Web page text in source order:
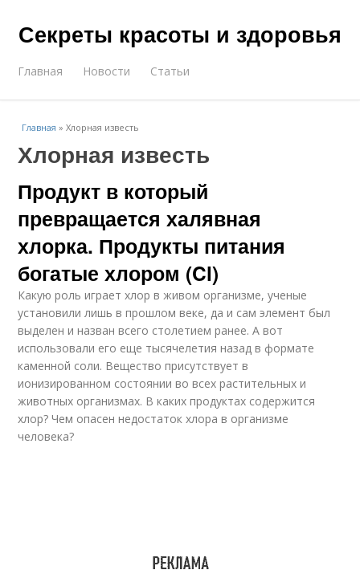
Секреты красоты и здоровья
Главная Новости Статьи
Главная »Хлорная известь
Хлорная известь
Продукт в который
превращается халявная
хлорка. Продукты питания
богатые хлором (Cl)
Какую роль играет хлор в живом организме, ученые
установили лишь в прошлом веке, да и сам элемент был
выделен и назван всего столетием ранее. А вот
использовали его еще тысячелетия назад в формате
каменной соли. Вещество присутствует в
ионизированном состоянии во всех растительных и
животных организмах. В каких продуктах содержится
хлор? Чем опасен недостаток хлора в организме
человека?